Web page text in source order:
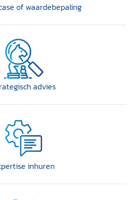
of waardebepaling
advies
inhuren